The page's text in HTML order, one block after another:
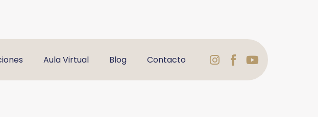
Aula Virtual Blog Contacto Instagram
Logo
Facebook
Youtube